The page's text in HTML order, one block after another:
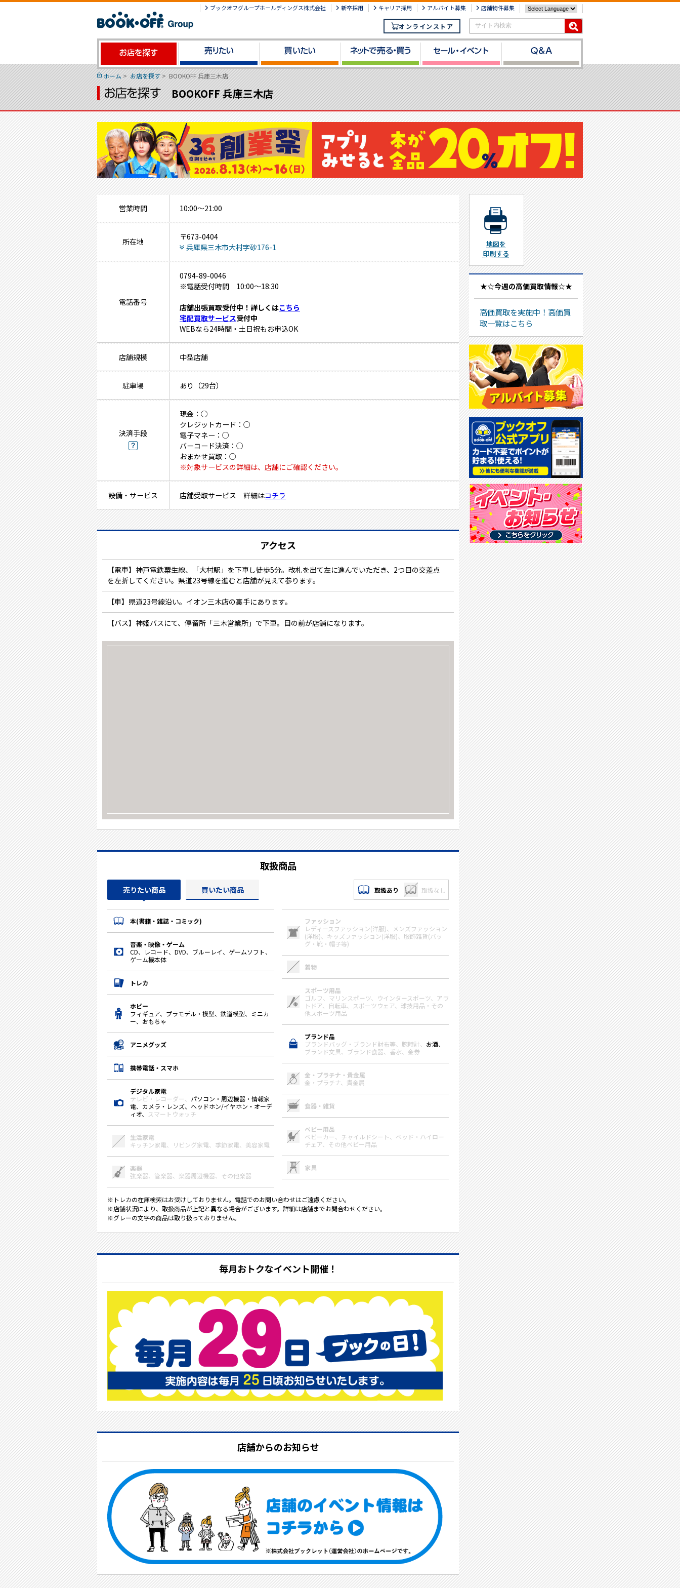
ブックオフグループホールディングス株式会社 新卒採用 キャリア採用 アルバイト募集 店舗物件募集
サイト内検索
オンラインストア
ホーム>お店を探す>BOOKOFF 兵庫三木店
BOOKOFF 兵庫三木店
営業時間 10:00～21:00
所在地
〒673-0404
兵庫県三木市大村字砂176-1
電話番号
0794-89-0046
※電話受付時間 10:00～18:30
店舗出張買取受付中！詳しくはこちら
宅配買取サービス受付中
WEBなら24時間・土日祝もお申込OK
店舗規模 中型店舗
駐車場 あり（29台）
決済手段
現金：○
クレジットカード：○
電子マネー：○
バーコード決済：○
おまかせ買取：○
※対象サービスの詳細は、店舗にご確認ください。
設備・サービス 店舗受取サービス 詳細はコチラ
アクセス
【電車】神戸電鉄粟生線、「大村駅」を下車し徒歩5分。改札を出て左に進んでいただき、2つ目の交差点
を左折してください。県道23号線を進むと店舗が見えて参ります。
【車】県道23号線沿い。イオン三木店の裏手にあります。
【バス】神姫バスにて、停留所「三木営業所」で下車。目の前が店舗になります。
取扱商品
売りたい商品 買いたい商品 取扱あり 取扱なし
本(書籍・雑誌・コミック)
音楽・映像・ゲーム
CD、レコード、DVD、ブルーレイ、ゲームソフト、
ゲーム機本体
トレカ
ホビー
フィギュア、プラモデル・模型、鉄道模型、ミニカ
ー、おもちゃ
アニメグッズ
携帯電話・スマホ
デジタル家電
テレビ・レコーダー、 パソコン・周辺機器・情報家
電、カメラ・レンズ、ヘッドホン/イヤホン・オーデ
ィオ、
スマートウォッチ
生活家電
キッチン家電、
リビング家電、 季節家電、 美容家電
楽器
弦楽器、 管楽器、 楽器周辺機器、 その他楽器
ファッション
レディースファッション(洋服)、
メンズファッション
(洋服)、 キッズファッション(洋服)、 服飾雑貨(バッ
グ・靴・帽子等)
着物
スポーツ用品
ゴルフ、 マリンスポーツ、 ウインタースポーツ、 アウ
トドア、
自転車、 スポーツウェア、 球技用品・その
他スポーツ用品
ブランド品
ブランドバッグ・ブランド財布等、 腕時計、 お酒、
ブランド文具、
ブランド食器、 香水、 金券
金・プラチナ・貴金属
金・プラチナ、 貴金属
食器・雑貨
ベビー用品
ベビーカー、 チャイルドシート、 ベッド・ハイロー
チェア、 その他ベビー用品
家具
※トレカの在庫検索はお受けしておりません。電話でのお問い合わせはご遠慮ください。
※店舗状況により、取扱商品が上記と異なる場合がございます。詳細は店舗までお問合わせください。
※グレーの文字の商品は取り扱っておりません。
毎月おトクなイベント開催！
店舗からのお知らせ
地図を印刷する
★☆今週の高価買取情報☆★
高価買取を実施中！高価買
取一覧はこちら